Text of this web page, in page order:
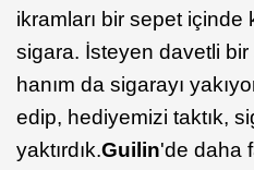
ikramları bir sepet içinde
sigara. İsteyen davetli bir
hanım da sigarayı
edip, hediyemizi taktık,
yaktırdık.Guilin'de daha